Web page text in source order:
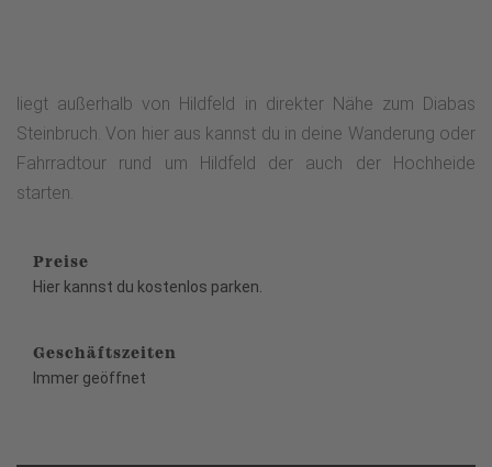
liegt außerhalb von Hildfeld in direkter Nähe zum Diabas
Steinbruch. Von hier aus kannst du in deine Wanderung oder
Fahrradtour rund um Hildfeld der auch der Hochheide
starten.
Preise
Hier kannst du kostenlos parken.
Geschäftszeiten
Immer geöffnet